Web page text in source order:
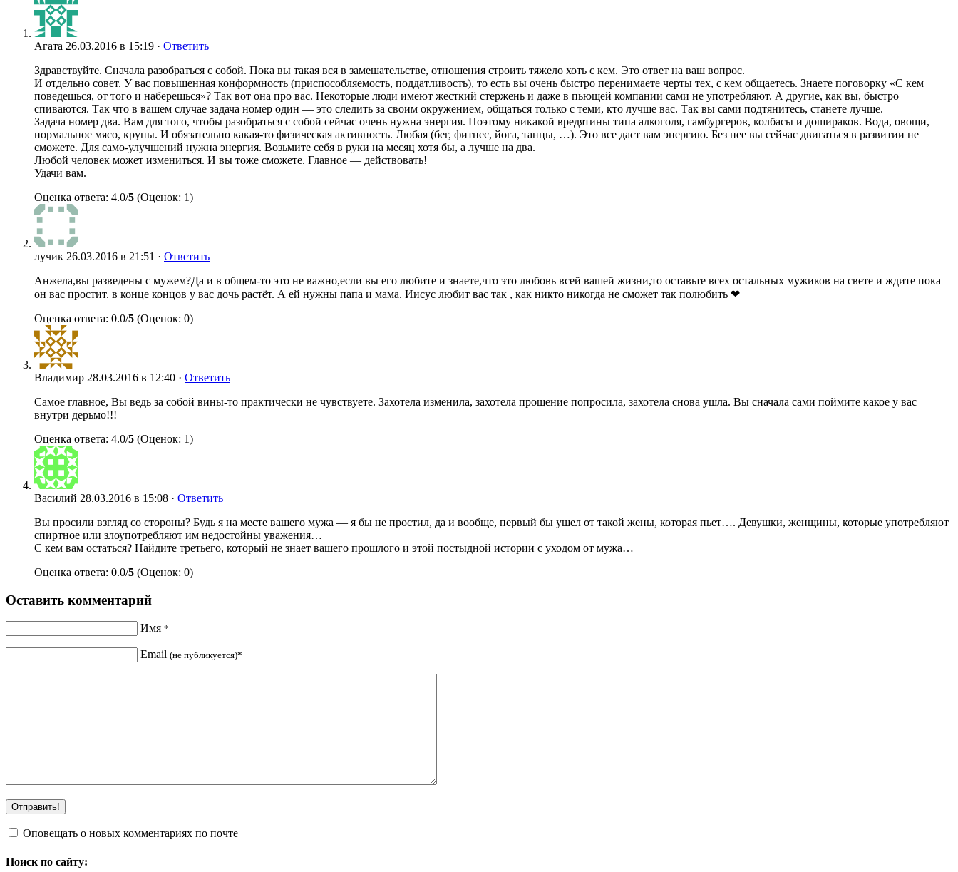
Агата 26.03.2016 в 15:19 · Ответить
Здравствуйте. Сначала разобраться с собой. Пока вы такая вся в замешательстве, отношения строить тяжело хоть с кем. Это ответ на ваш вопрос.
И отдельно совет. У вас повышенная конформность (приспособляемость, поддатливость), то есть вы очень быстро перенимаете черты тех, с кем общаетесь. Знаете поговорку «С кем
поведешься, от того и наберешься»? Так вот она про вас. Некоторые люди имеют жесткий стержень и даже в пьющей компании сами не употребляют. А другие, как вы, быстро
спиваются. Так что в вашем случае задача номер один — это следить за своим окружением, общаться только с теми, кто лучше вас. Так вы сами подтянитесь, станете лучше.
Задача номер два. Вам для того, чтобы разобраться с собой сейчас очень нужна энергия. Поэтому никакой вредятины типа алкоголя, гамбургеров, колбасы и дошираков. Вода, овощи,
нормальное мясо, крупы. И обязательно какая-то физическая активность. Любая (бег, фитнес, йога, танцы, …). Это все даст вам энергию. Без нее вы сейчас двигаться в развитии не
сможете. Для само-улучшений нужна энергия. Возьмите себя в руки на месяц хотя бы, а лучше на два.
Любой человек может измениться. И вы тоже сможете. Главное — действовать!
Удачи вам.
Оценка ответа: 4.0/5 (Оценок: 1)
лучик 26.03.2016 в 21:51 · Ответить
Анжела,вы разведены с мужем?Да и в общем-то это не важно,если вы его любите и знаете,что это любовь всей вашей жизни,то оставьте всех остальных мужиков на свете и ждите пока
он вас простит. в конце концов у вас дочь растёт. А ей нужны папа и мама. Иисус любит вас так , как никто никогда не сможет так полюбить ❤
Оценка ответа: 0.0/5 (Оценок: 0)
Владимир 28.03.2016 в 12:40 · Ответить
Самое главное, Вы ведь за собой вины-то практически не чувствуете. Захотела изменила, захотела прощение попросила, захотела снова ушла. Вы сначала сами поймите какое у вас
внутри дерьмо!!!
Оценка ответа: 4.0/5 (Оценок: 1)
Василий 28.03.2016 в 15:08 · Ответить
Вы просили взгляд со стороны? Будь я на месте вашего мужа — я бы не простил, да и вообще, первый бы ушел от такой жены, которая пьет…. Девушки, женщины, которые употребляют
спиртное или злоупотребляют им недостойны уважения…
С кем вам остаться? Найдите третьего, который не знает вашего прошлого и этой постыдной истории с уходом от мужа…
Оценка ответа: 0.0/5 (Оценок: 0)
Оставить комментарий
Имя *
Email (не публикуется)*
Оповещать о новых комментариях по почте
Поиск по сайту: